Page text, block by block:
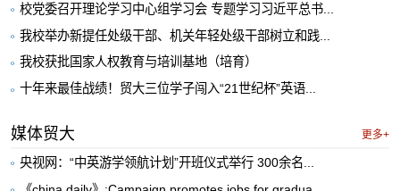
校党委召开理论学习中心组学习会 专题学习习近平总书...
我校举办新提任处级干部、机关年轻处级干部树立和践...
我校获批国家人权教育与培训基地（培育）
十年来最佳战绩！贸大三位学子闯入“21世纪杯”英语...
媒体贸大 更多+
央视网：“中英游学领航计划”开班仪式举行 300余名...